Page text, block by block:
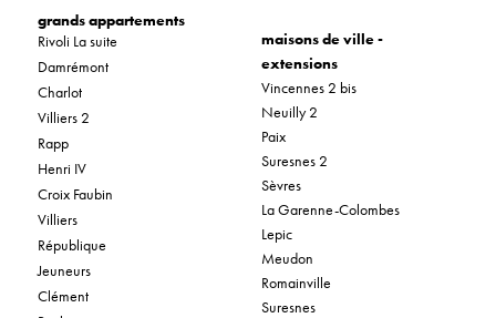
grands appartements
Rivoli La suite
Damrémont
Charlot
Villiers 2
Rapp
Henri IV
Croix Faubin
Villiers
République
Jeuneurs
Clément
maisons de ville -
extensions
Vincennes 2 bis
Neuilly 2
Paix
Suresnes 2
Sèvres
La Garenne-Colombes
Lepic
Meudon
Romainville
Suresnes